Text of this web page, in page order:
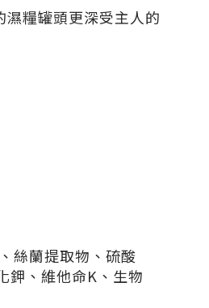
糧罐頭更深受主人的
絲蘭提取物、硫酸
鉀、維他命K、生物